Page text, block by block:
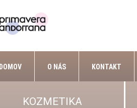
DOMOV O NÁS KONTAKT
KOZMETIKA